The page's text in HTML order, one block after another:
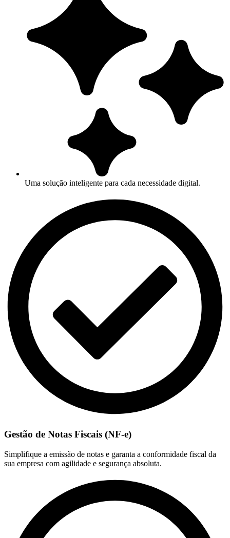
Uma solução inteligente para cada necessidade digital.
Gestão de Notas Fiscais (NF-e)
Simplifique a emissão de notas e garanta a conformidade fiscal da
sua empresa com agilidade e segurança absoluta.